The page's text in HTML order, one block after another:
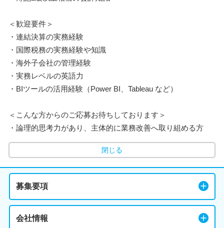
＜歓迎要件＞
・連結決算の実務経験
・国際税務の実務経験や知識
・海外子会社の管理経験
・実務レベルの英語力
・BIツールの活用経験（Power BI、Tableau など）
＜こんな方からのご応募お待ちしております＞
・論理的思考力があり、主体的に業務改善へ取り組める方
閉じる
募集要項
会社情報